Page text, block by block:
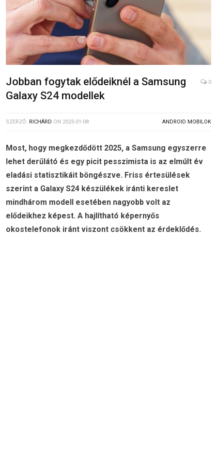
Jobban fogytak elődeiknél a Samsung
Galaxy S24 modellek
0
SZERZŐ: RICHÁRD ON 2025-01-08 ANDROID MOBILOK
Most, hogy megkezdődött 2025, a Samsung egyszerre
lehet derűlátó és egy picit pesszimista is az elmúlt év
eladási statisztikáit böngészve. Friss értesülések
szerint a Galaxy S24 készülékek iránti kereslet
mindhárom modell esetében nagyobb volt az
elődeikhez képest. A hajlítható képernyős
okostelefonok iránt viszont csökkent az érdeklődés.